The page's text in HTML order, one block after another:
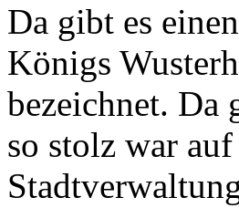
Da gibt es
Königs
bezeichnet. Da
so stolz war